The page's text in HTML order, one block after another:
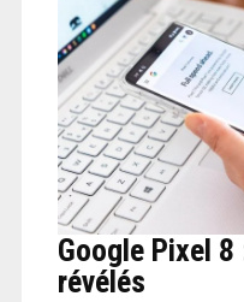
Google Pixel
révélés